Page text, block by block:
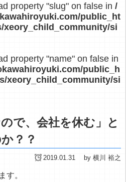
property "slug" on false in /
public_ht
xeory_child_community/si
property "name" on false in
public_h
xeory_child_community/si
で、会社を休む」と
？？
2019.01.31 by 横川 裕之
す。